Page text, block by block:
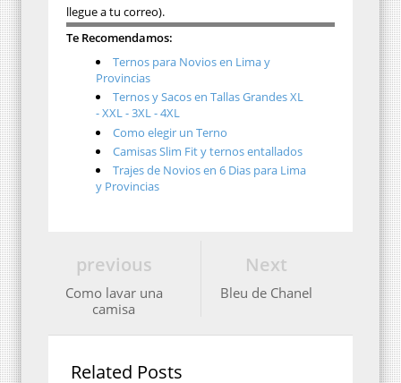
llegue a tu correo).
Te Recomendamos:
Ternos para Novios en Lima y
Provincias
Ternos y Sacos en Tallas Grandes XL
- XXL - 3XL - 4XL
Como elegir un Terno
Camisas Slim Fit y ternos entallados
Trajes de Novios en 6 Dias para Lima
y Provincias
Next
Bleu de Chanel
previous
Como lavar una
camisa
Related Posts